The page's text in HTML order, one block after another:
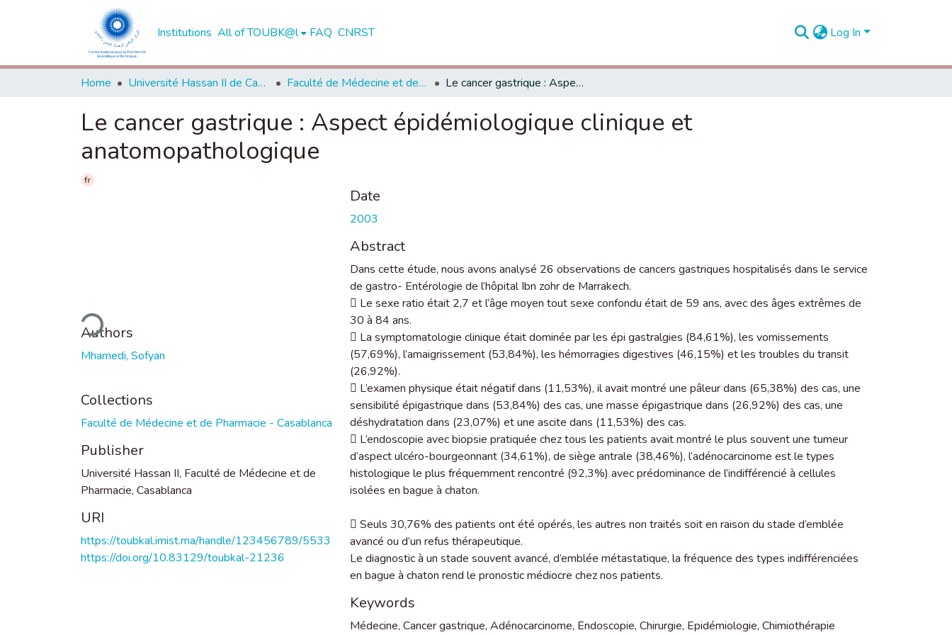
Institutions All of TOUBK@l FAQ CNRST Log In
Home Université Hassan II de Casablanca Faculté de Médecine et de Pharmacie - Casablanca Le cancer gastrique : Aspect épidémiologique clinique et anatomopathologique
Le cancer gastrique : Aspect épidémiologique clinique et
anatomopathologique
fr
Loading...
Authors
Mhamedi, Sofyan
Collections
Faculté de Médecine et de Pharmacie - Casablanca
Publisher
Université Hassan II, Faculté de Médecine et de
Pharmacie, Casablanca
URI
https://toubkal.imist.ma/handle/123456789/5533
https://doi.org/10.83129/toubkal-21236
Date
2003
Abstract
Dans cette étude, nous avons analysé 26 observations de cancers gastriques hospitalisés dans le service
de gastro- Entérologie de l’hôpital Ibn zohr de Marrakech.
 Le sexe ratio était 2,7 et l’âge moyen tout sexe confondu était de 59 ans, avec des âges extrêmes de
30 à 84 ans.
 La symptomatologie clinique était dominée par les épi gastralgies (84,61%), les vomissements
(57,69%), l’amaigrissement (53,84%), les hémorragies digestives (46,15%) et les troubles du transit
(26,92%).
 L’examen physique était négatif dans (11,53%), il avait montré une pâleur dans (65,38%) des cas, une
sensibilité épigastrique dans (53,84%) des cas, une masse épigastrique dans (26,92%) des cas, une
déshydratation dans (23,07%) et une ascite dans (11,53%) des cas.
 L’endoscopie avec biopsie pratiquée chez tous les patients avait montré le plus souvent une tumeur
d’aspect ulcéro-bourgeonnant (34,61%), de siège antrale (38,46%), l’adénocarcinome est le types
histologique le plus fréquemment rencontré (92,3%) avec prédominance de l’indifférencié à cellules
isolées en bague à chaton.
 Seuls 30,76% des patients ont été opérés, les autres non traités soit en raison du stade d’emblée
avancé ou d’un refus thérapeutique.
Le diagnostic à un stade souvent avancé, d’emblée métastatique, la fréquence des types indifférenciées
en bague à chaton rend le pronostic médiocre chez nos patients.
Keywords
Médecine, Cancer gastrique, Adénocarcinome, Endoscopie, Chirurgie, Epidémiologie, Chimiothérapie